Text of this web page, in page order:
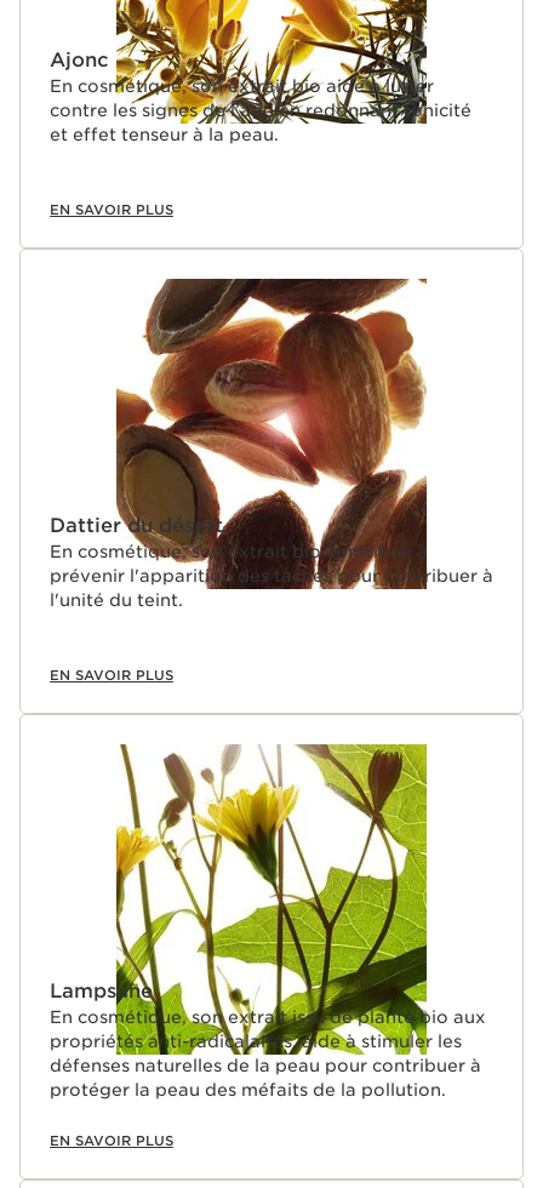
Ajonc
En cosmétique, son extrait bio aide à lutter
contre les signes de l’âge en redonnant tonicité
et effet tenseur à la peau.
EN SAVOIR PLUS
Dattier du désert
En cosmétique, son extrait bio contribue à
prévenir l'apparition des taches pour contribuer à
l'unité du teint.
EN SAVOIR PLUS
Lampsane
En cosmétique, son extrait issu de plante bio aux
propriétés anti-radicalaires, aide à stimuler les
défenses naturelles de la peau pour contribuer à
protéger la peau des méfaits de la pollution.
EN SAVOIR PLUS